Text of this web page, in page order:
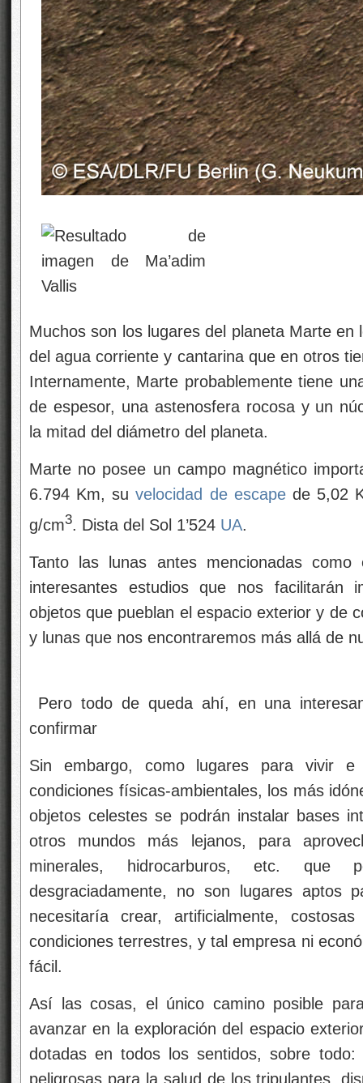
Muchos son los lugares del planeta Marte
del agua corriente y cantarina que en otros
Internamente, Marte probablemente tiene
de espesor, una astenosfera rocosa y un
la mitad del diámetro del planeta.
Marte no posee un campo magnético
6.794 Km, suvelocidad de escapede 5,02
g/cm3. Dista del Sol 1’524 UA.
Tanto las lunas antes mencionadas
interesantes estudios que nos facilitarán
objetos que pueblan el espacio exterior y de
y lunas que nos encontraremos más allá de
Pero todo de queda ahí, en una
confirmar
Sin embargo, como lugares para vivir
condiciones físicas-ambientales, los más
objetos celestes se podrán instalar bases
otros mundos más lejanos, para
minerales, hidrocarburos, etc. que
desgraciadamente, no son lugares aptos
necesitaría crear, artificialmente,
condiciones terrestres, y tal empresa ni
fácil.
Así las cosas, el único camino posible
avanzar en la exploración del espacio
dotadas en todos los sentidos, sobre
peligrosas para la salud de los tripulantes,